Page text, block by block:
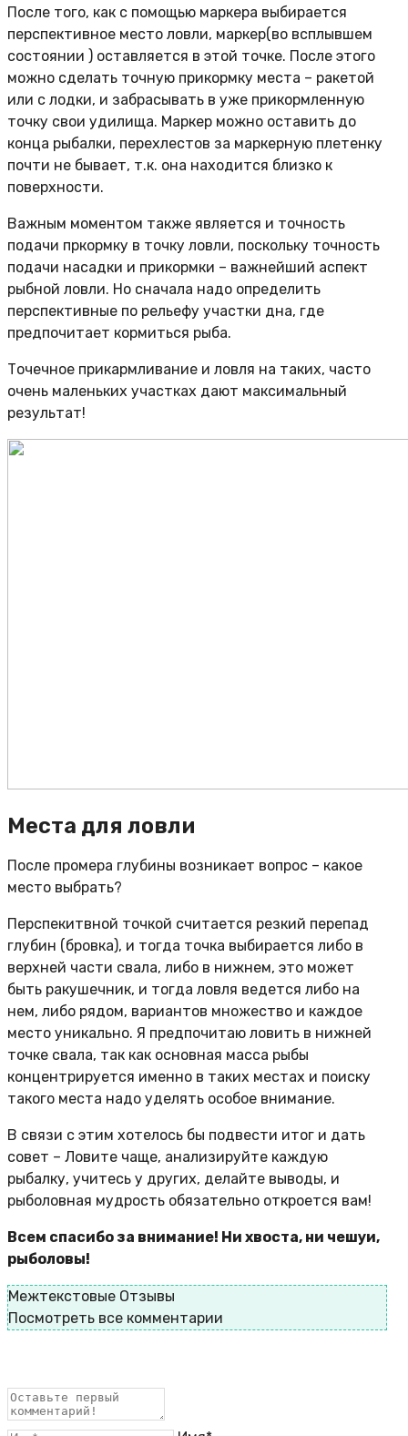
После того, как с помощью маркера выбирается
перспективное место ловли, маркер(во всплывшем
состоянии ) оставляется в этой точке. После этого
можно сделать точную прикормку места – ракетой
или с лодки, и забрасывать в уже прикормленную
точку свои удилища. Маркер можно оставить до
конца рыбалки, перехлестов за маркерную плетенку
почти не бывает, т.к. она находится близко к
поверхности.
Важным моментом также является и точность
подачи пркормку в точку ловли, поскольку точность
подачи насадки и прикормки – важнейший аспект
рыбной ловли. Но сначала надо определить
перспективные по рельефу участки дна, где
предпочитает кормиться рыба.
Точечное прикармливание и ловля на таких, часто
очень маленьких участках дают максимальный
результат!
Места для ловли
После промера глубины возникает вопрос – какое
место выбрать?
Перспекитвной точкой считается резкий перепад
глубин (бровка), и тогда точка выбирается либо в
верхней части свала, либо в нижнем, это может
быть ракушечник, и тогда ловля ведется либо на
нем, либо рядом, вариантов множество и каждое
место уникально. Я предпочитаю ловить в нижней
точке свала, так как основная масса рыбы
концентрируется именно в таких местах и поиску
такого места надо уделять особое внимание.
В связи с этим хотелось бы подвести итог и дать
совет – Ловите чаще, анализируйте каждую
рыбалку, учитесь у других, делайте выводы, и
рыболовная мудрость обязательно откроется вам!
Всем спасибо за внимание! Ни хвоста, ни чешуи,
рыболовы!
Межтекстовые Отзывы
Посмотреть все комментарии